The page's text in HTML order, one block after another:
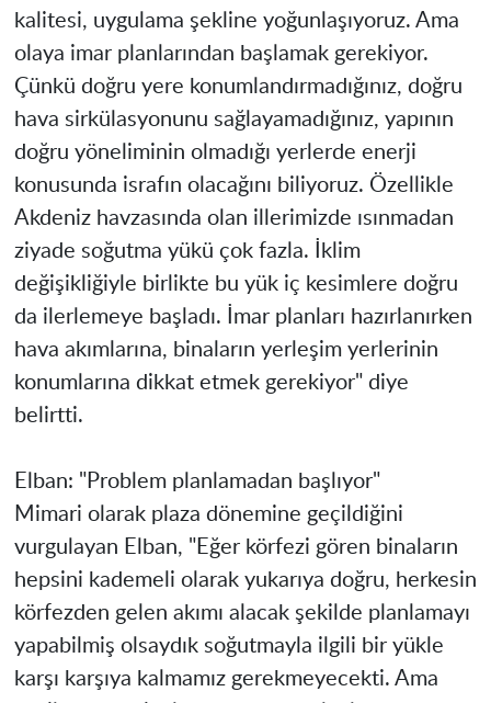
kalitesi, uygulama şekline yoğunlaşıyoruz. Ama
olaya imar planlarından başlamak gerekiyor.
Çünkü doğru yere konumlandırmadığınız, doğru
hava sirkülasyonunu sağlayamadığınız, yapının
doğru yöneliminin olmadığı yerlerde enerji
konusunda israfın olacağını biliyoruz. Özellikle
Akdeniz havzasında olan illerimizde ısınmadan
ziyade soğutma yükü çok fazla. İklim
değişikliğiyle birlikte bu yük iç kesimlere doğru
da ilerlemeye başladı. İmar planları hazırlanırken
hava akımlarına, binaların yerleşim yerlerinin
konumlarına dikkat etmek gerekiyor" diye
belirtti.
Elban: "Problem planlamadan başlıyor"
Mimari olarak plaza dönemine geçildiğini
vurgulayan Elban, "Eğer körfezi gören binaların
hepsini kademeli olarak yukarıya doğru, herkesin
körfezden gelen akımı alacak şekilde planlamayı
yapabilmiş olsaydık soğutmayla ilgili bir yükle
karşı karşıya kalmamız gerekmeyecekti. Ama